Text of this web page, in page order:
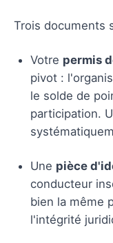
Trois documents
Votre permis
pivot :
le solde de
participation.
Une pièce
conducteur
bien la même
l'intégrité